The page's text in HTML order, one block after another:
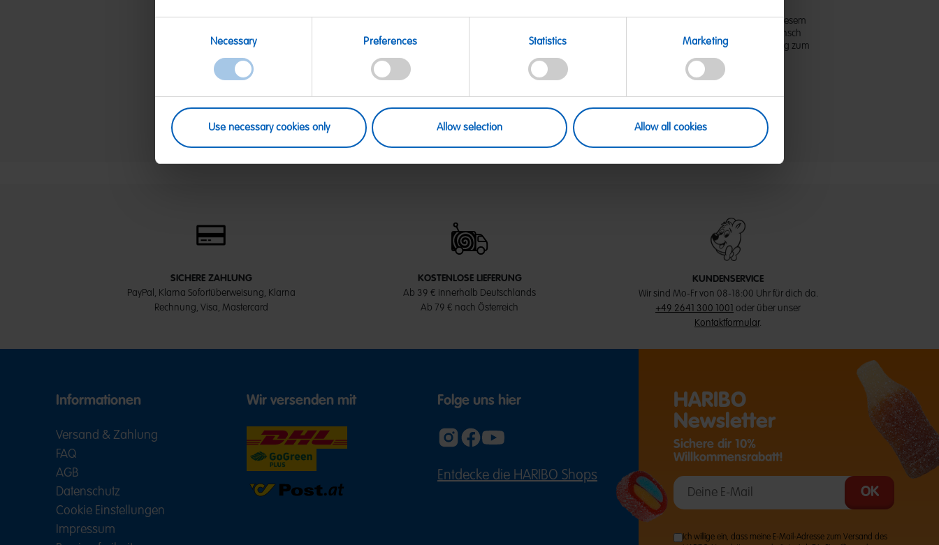
Necessary Preferences Statistics Marketing
Use necessary cookies only Allow selection Allow all cookies
Die liebsten HARIBOs zum Geburtstag verschenken? Mit diesem
Gruß-Etikett noch süßer! Einfach Etikett und Dose nach Wunsch
bestellen und zu Hause selbst auf den Deckel kleben - fertig zum
Verschenken.
Exklusiv hier shoppen.
SICHERE ZAHLUNG
PayPal, Klarna Sofortüberweisung, Klarna
Rechnung, Visa, Mastercard
KOSTENLOSE LIEFERUNG
Ab 39 € innerhalb Deutschlands
Ab 79 € nach Österreich
KUNDENSERVICE
Wir sind Mo-Fr von 08-18:00 Uhr für dich da.
+49 2641 300 1001
oder über unser
Kontaktformular.
Informationen
Versand & Zahlung
FAQ
AGB
Datenschutz
Cookie Einstellungen
Impressum
Wir versenden mit Folge uns hier
Entdecke die HARIBO Shops (ÖFFNET EINE EXTERNE SEITE IN EINEM NEUEN TAB)
HARIBO
Newsletter
Sichere dir 10%
Willkommensrabatt!
Ich willige ein, dass meine E-Mail-Adresse zum Versand des